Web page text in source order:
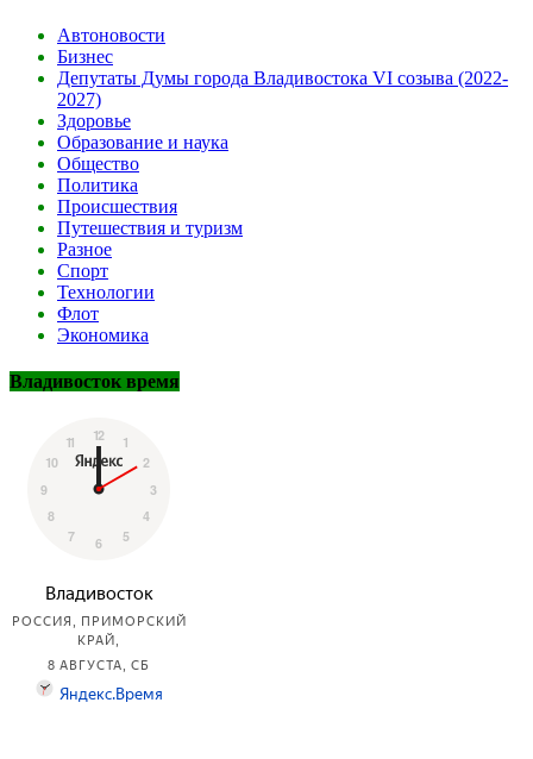
Автоновости
Бизнес
Депутаты Думы города Владивостока VI созыва (2022-
2027)
Здоровье
Образование и наука
Общество
Политика
Происшествия
Путешествия и туризм
Разное
Спорт
Технологии
Флот
Экономика
Владивосток время